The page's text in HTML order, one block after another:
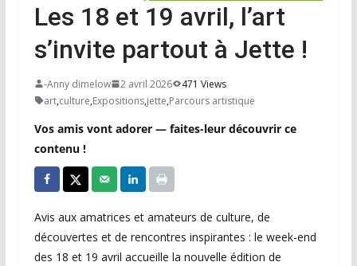
Les 18 et 19 avril, l’art
s’invite partout à Jette !
-Anny dimelow 2 avril 2026
471 Views
art,culture,Expositions,jette,Parcours artistique
Vos amis vont adorer — faites-leur découvrir ce
contenu !
Avis aux amatrices et amateurs de culture, de
découvertes et de rencontres inspirantes : le week-end
des 18 et 19 avril accueille la nouvelle édition de